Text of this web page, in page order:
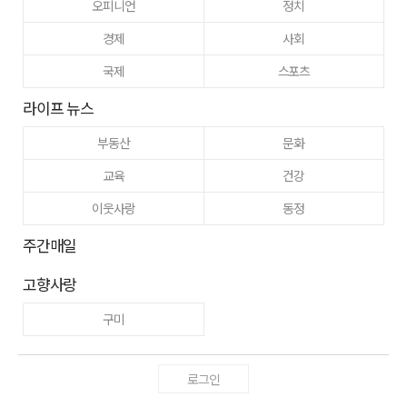
오피니언
정치
경제
사회
국제
스포츠
라이프 뉴스
부동산
문화
교육
건강
이웃사랑
동정
주간매일
고향사랑
구미
로그인